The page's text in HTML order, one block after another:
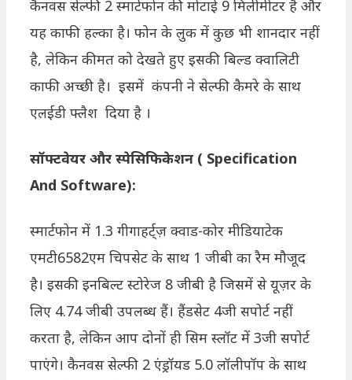
कैनवस सेल्फी 2 स्मार्टफोन की मोटाई 9 मिलीमीटर है और
यह काफी हल्का है। फोन के लुक में कुछ भी शानदार नहीं
है, लेकिन कीमत को देखते हुए इसकी बिल्ड क्वालिटी
काफी अच्छी है। इसमें कंपनी ने सेल्फी कैमरे के साथ
एलईडी फ्लैश दिया है ।
सॉफ्टवेयर और स्पेसिफिकेशन ( Specification
And Software):
स्मार्टफोन में 1.3 गीगाहर्ट्ज़ क्वाड-कोर मीडियाटेक
एमटी6582एम चिपसेट के साथ 1 जीबी का रैम मौजूद
है। इसकी इनबिल्ट स्टोरेज 8 जीबी है जिसमें से यूज़र के
लिए 4.74 जीबी उपलब्ध हैं। हैंडसेट 4जी सपोर्ट नहीं
करता है, लेकिन आप दोनों ही सिम स्लॉट में 3जी सपोर्ट
पाएंगे। कैनवस सेल्फी 2 एंड्रॉयड 5.0 लॉलीपॉप के साथ